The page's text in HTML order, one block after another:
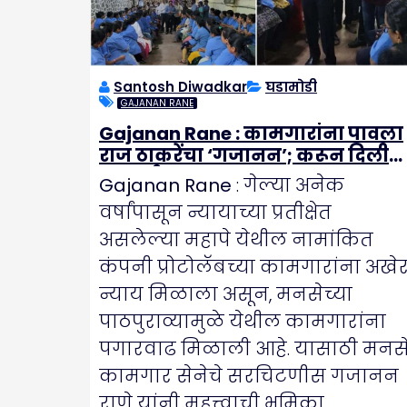
Santosh Diwadkar घडामोडी
GAJANAN RANE
Gajanan Rane : कामगारांना पावला
राज ठाकरेंचा ‘गजानन’; करून दिली
घसघशीत पगारवाढ
Gajanan Rane : गेल्या अनेक
वर्षांपासून न्यायाच्या प्रतीक्षेत
असलेल्या महापे येथील नामांकित
कंपनी प्रोटोलॅबच्या कामगारांना
न्याय मिळाला असून, मनसेच्या
पाठपुराव्यामुळे येथील कामगारांना
पगारवाढ मिळाली आहे. यासाठी
कामगार सेनेचे सरचिटणीस गजानन